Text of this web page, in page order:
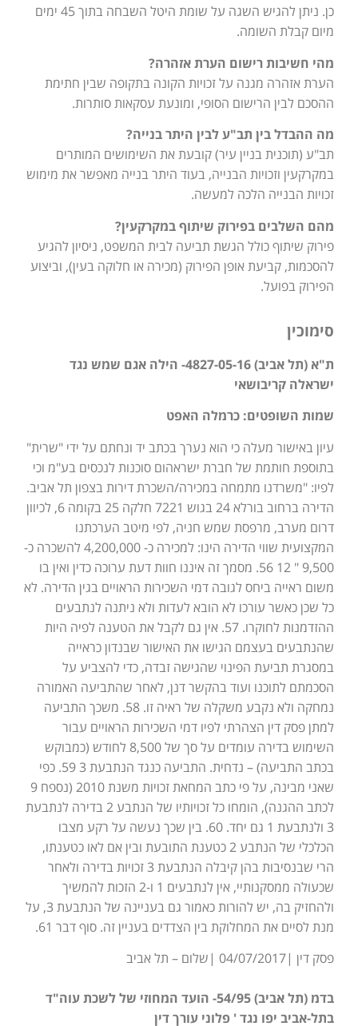
כן. ניתן להגיש השגה על שומת היטל השבחה בתוך 45 ימים
מיום קבלת השומה.
מהי חשיבות רישום הערת אזהרה?
הערת אזהרה מגנה על זכויות הקונה בתקופה שבין חתימת
ההסכם לבין הרישום הסופי, ומונעת עסקאות סותרות.
מה ההבדל בין תב"ע לבין היתר בנייה?
תב"ע (תוכנית בניין עיר) קובעת את השימושים המותרים
במקרקעין וזכויות הבנייה, בעוד היתר בנייה מאפשר את מימוש
זכויות הבנייה הלכה למעשה.
מהם השלבים בפירוק שיתוף במקרקעין?
פירוק שיתוף כולל הגשת תביעה לבית המשפט, ניסיון להגיע
להסכמות, קביעת אופן הפירוק (מכירה או חלוקה בעין), וביצוע
הפירוק בפועל.
סימוכין
ת"א (תל אביב) 4827-05-16- הילה אגם שמש נגד
ישראלה קריבושאי
שמות השופטים: כרמלה האפט
עיון באישור מעלה כי הוא נערך בכתב יד ונחתם על ידי "שרית"
בתוספת חותמת של חברת ישראהום סוכנות לנכסים בע"מ וכי
לפיו: "משרדנו מתמחה במכירה/השכרת דירות בצפון תל אביב.
הדירה ברחוב בורלא 24 בגוש 7221 חלקה 25 בקומה 6, לכיוון
דרום מערב, מרפסת שמש חניה, לפי מיטב הערכתנו
המקצועית שווי הדירה הינו: למכירה כ- 4,200,000 להשכרה כ-
9,500 " 12 56. מסמך זה איננו חוות דעת ערוכה כדין ואין בו
משום ראייה ביחס לגובה דמי השכירות הראויים בגין הדירה. לא
כל שכן כאשר עורכו לא הובא לעדות ולא ניתנה לנתבעים
ההזדמנות לחוקרו. 57. אין גם לקבל את הטענה לפיה היות
שהנתבעים בעצמם הגישו את האישור שבנדון כראייה
במסגרת תביעת הפינוי שהגישה זבדה, כדי להצביע על
הסכמתם לתוכנו ועוד בהקשר דנן, לאחר שהתביעה האמורה
נמחקה ולא נקבע משקלה של ראיה זו. 58. משכך התביעה
למתן פסק דין הצהרתי לפיו דמי השכירות הראויים עבור
השימוש בדירה עומדים על סך של 8,500 לחודש (כמבוקש
בכתב התביעה) – נדחית. התביעה כנגד הנתבעת 3 59. כפי
שאני מבינה, על פי כתב המחאת זכויות משנת 2010 (נספח 9
לכתב ההגנה), הומחו כל זכויותיו של הנתבע 2 בדירה לנתבעת
3 ולנתבעת 1 גם יחד. 60. בין שכך נעשה על רקע מצבו
הכלכלי של הנתבע 2 כטענת התובעת ובין אם לאו כטענתו,
הרי שבנסיבות בהן קיבלה הנתבעת 3 זכויות בדירה ולאחר
שכעולה ממסקנותיי, אין לנתבעים 1 ו-2 הזכות להמשיך
ולהחזיק בה, יש להורות כאמור גם בעניינה של הנתבעת 3, על
מנת לסיים את המחלוקת בין הצדדים בעניין זה. סוף דבר 61.
פסק דין |04/07/2017 |שלום – תל אביב
בדמ (תל אביב) 54/95- הועד המחוזי של לשכת עוה"ד
בתל-אביב יפו נגד ' פלוני עורך דין